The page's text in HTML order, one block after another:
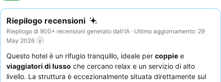
Riepilogo recensioni
Riepilogo di 900+ recensioni generato dall'IA · Ultimo aggiornamento: 29
May 2026
Questo hotel è un rifugio tranquillo, ideale per coppie e
viaggiatori di lusso che cercano relax e un servizio di alto
livello. La struttura è eccezionalmente situata direttamente sul